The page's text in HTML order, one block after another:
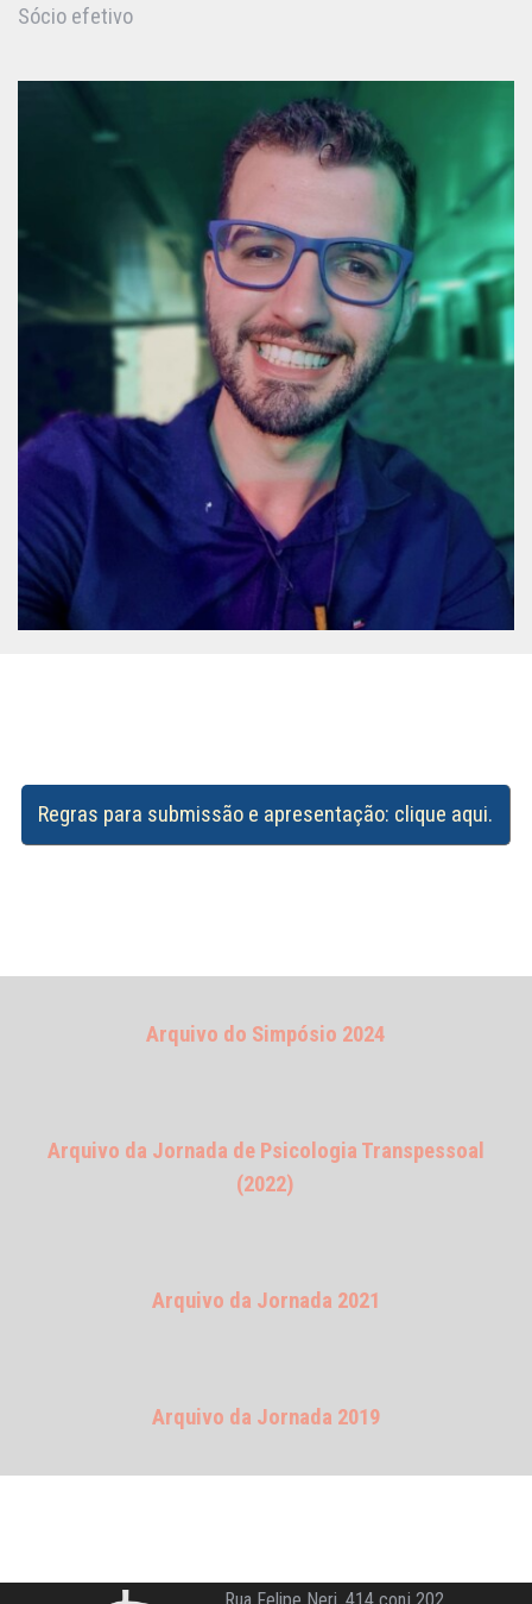
Sócio efetivo
Regras para submissão e apresentação: clique aqui.
Arquivo do Simpósio 2024
Arquivo da Jornada de Psicologia Transpessoal
(2022)
Arquivo da Jornada 2021
Arquivo da Jornada 2019